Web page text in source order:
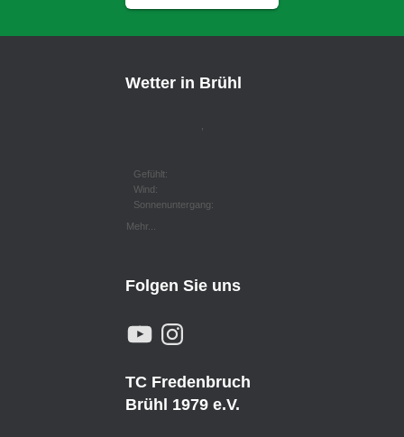
Wetter in Brühl
Gefühlt:
Wind:
Sonnenuntergang:
Mehr...
Folgen Sie uns
Y
O
U
B
E
N
A
G
R
A
TC Fredenbruch
Brühl 1979 e.V.